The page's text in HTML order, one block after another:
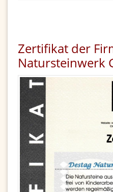
Zertifikat der
Natursteinwerk